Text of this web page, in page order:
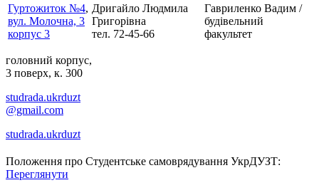
Гуртожиток №4,
вул. Молочна, 3
корпус 3
Дригайло Людмила
Григорівна
тел. 72-45-66
Гавриленко Вадим /
будівельний
факультет
головний корпус,
3 поверх, к. 300
studrada.ukrduzt
@gmail.com
studrada.ukrduzt
Положення про Студентське самоврядування УкрДУЗТ:
Переглянути